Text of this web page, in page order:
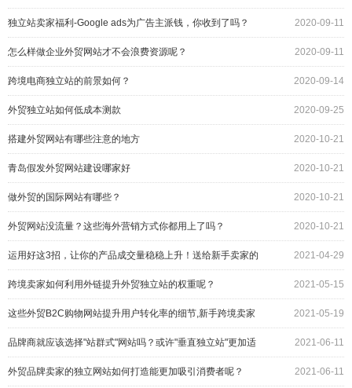
独立站卖家福利-Google ads为广告主派钱，你收到了吗？ 2020-09-11
怎么样做企业外贸网站才不会浪费资源呢？ 2020-09-11
跨境电商独立站的前景如何？ 2020-09-14
外贸独立站如何低成本测款 2020-09-25
搭建外贸网站有哪些注意的地方 2020-10-21
青岛假发外贸网站建设哪家好 2020-10-21
做外贸的国际网站有哪些？ 2020-10-21
外贸网站没流量？这些海外营销方式你都用上了吗？ 2020-10-21
运用好这3招，让你的产品成交量稳稳上升！送给新手卖家的
小tips
2021-04-29
跨境卖家如何利用外链提升外贸独立站的权重呢？ 2021-05-15
这些外贸B2C购物网站提升用户转化率的细节,新手跨境卖家
知道吗?
2021-05-19
品牌商就应该选择"站群式"网站吗？或许"垂直独立站"更加适
合
2021-06-11
外贸品牌卖家的独立网站如何打造能更加吸引消费者呢？ 2021-06-11